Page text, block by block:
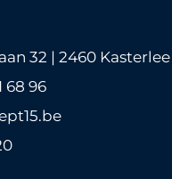
32 | 2460 Kasterlee
68 96